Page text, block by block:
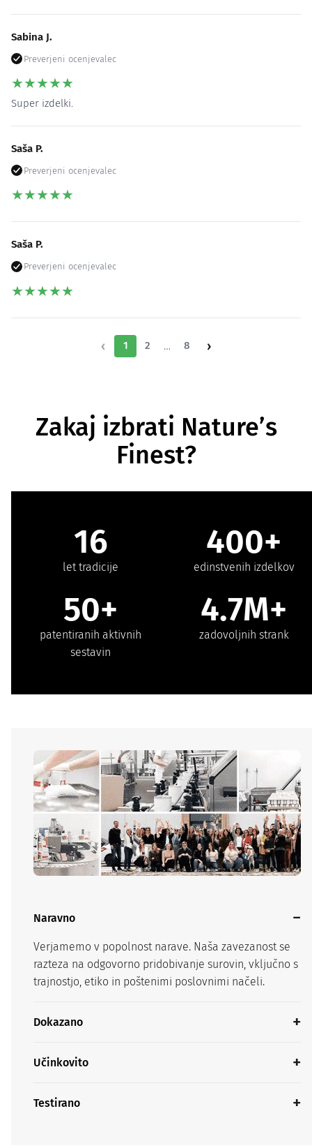
Sabina J.
Preverjeni ocenjevalec
★★★★★
Super izdelki.
Saša P.
Preverjeni ocenjevalec
★★★★★
Saša P.
Preverjeni ocenjevalec
★★★★★
‹ 1 2 … 8 ›
Zakaj izbrati Nature’s
Finest?
16
let tradicije
400+
edinstvenih izdelkov
50+
patentiranih aktivnih
sestavin
4.7M+
zadovoljnih strank
Naravno
Verjamemo v popolnost narave. Naša zavezanost se
razteza na odgovorno pridobivanje surovin, vključno s
trajnostjo, etiko in poštenimi poslovnimi načeli.
Dokazano
Učinkovito
Testirano